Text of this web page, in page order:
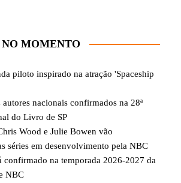
MOMENTO
piloto inspirado na atração 'Spaceship
nacionais confirmados na 28ª
do Livro de SP
Wood e Julie Bowen vão
séries em desenvolvimento pela NBC
confirmado na temporada 2026-2027 da
NBC